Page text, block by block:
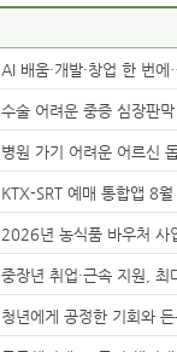
AI 배움·개발·창업 한 번
수술 어려운 중증 심장판
병원 가기 어려운 어르신
KTX-SRT 예매 통합앱 8
2026년 농식품 바우처
중장년 취업·근속 지원,
청년에게 공정한 기회와